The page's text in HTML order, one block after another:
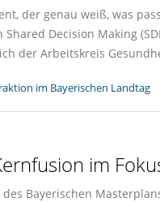
der genau weiß, was
Decision Making
der Arbeitskreis
im Bayerischen Landtag
im
Bayerischen